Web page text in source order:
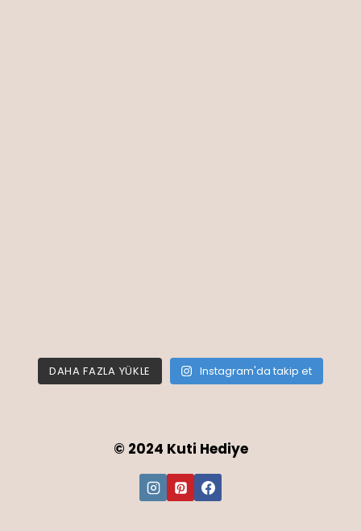
DAHA FAZLA YÜKLE Instagram'da takip et
© 2024 Kuti Hediye